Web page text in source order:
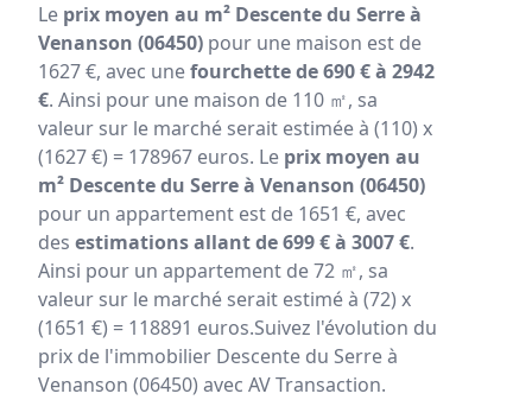
Le prix moyen au m² Descente du Serre à
Venanson (06450) pour une maison est de
1627 €, avec unefourchette de 690 € à 2942
€. Ainsi pour une maison de 110 ㎡, sa
valeur sur le marché serait estimée à (110) x
(1627 €) = 178967 euros. Le prix moyen au
m² Descente du Serre à Venanson (06450)
pour un appartement est de 1651 €, avec
des estimations allant de 699 € à 3007 €.
Ainsi pour un appartement de 72 ㎡, sa
valeur sur le marché serait estimé à (72) x
(1651 €) = 118891 euros.Suivez l'évolution du
prix de l'immobilier Descente du Serre à
Venanson (06450) avec AV Transaction.